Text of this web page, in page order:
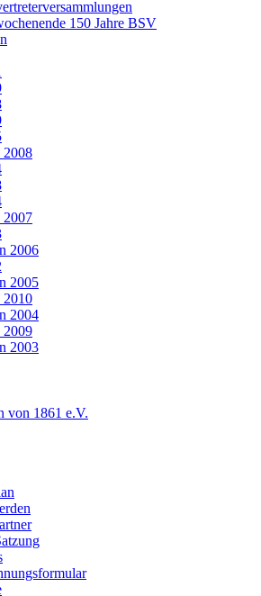
150 Jahre BSV
2008
2007
2006
2005
2010
2004
2009
2003